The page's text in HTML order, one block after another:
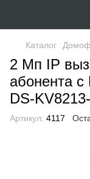
Каталог
2 Мп IP
абонента c
DS-
Артикул: 4117